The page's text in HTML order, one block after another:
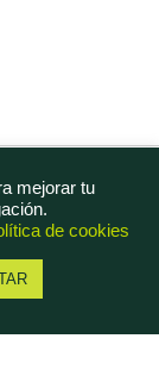
mejorar tu
de cookies